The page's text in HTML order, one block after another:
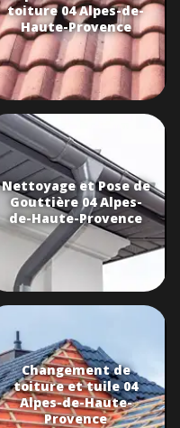
toiture 04 Alpes-de-
Haute-Provence
Nettoyage et Pose de
Gouttière 04 Alpes-
de-Haute-Provence
Changement de
toiture et tuile 04
Alpes-de-Haute-
Provence